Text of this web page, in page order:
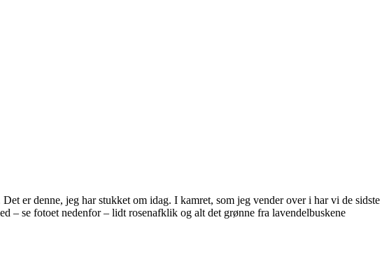
er denne, jeg har stukket om idag. I kamret, som jeg vender over i har vi de sidste
– se fotoet nedenfor – lidt rosenafklik og alt det grønne fra lavendelbuskene